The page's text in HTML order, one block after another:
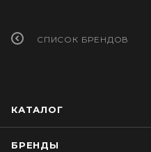
СПИСОК БРЕНДОВ
КАТАЛОГ
БРЕНДЫ